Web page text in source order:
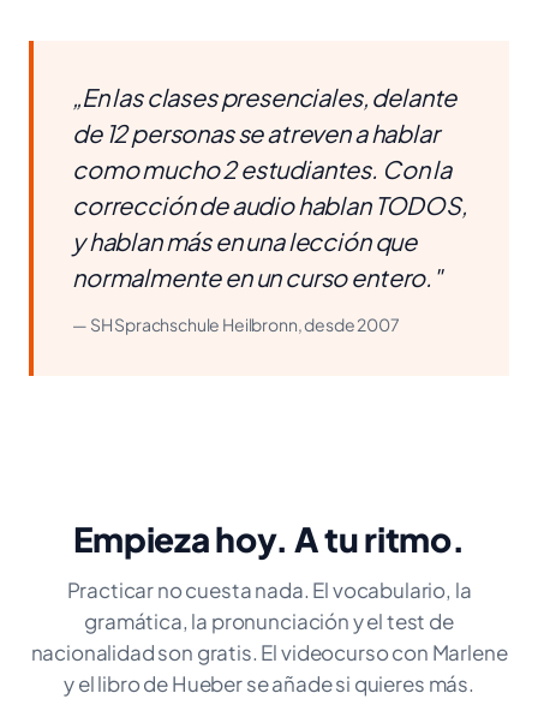
„En las clases presenciales, delante
de 12 personas se atreven a hablar
como mucho 2 estudiantes. Con la
corrección de audio hablan TODOS,
y hablan más en una lección que
normalmente en un curso entero."
— SH Sprachschule Heilbronn, desde 2007
Empieza hoy. A tu ritmo.
Practicar no cuesta nada. El vocabulario, la
gramática, la pronunciación y el test de
nacionalidad son gratis. El videocurso con Marlene
y el libro de Hueber se añade si quieres más.